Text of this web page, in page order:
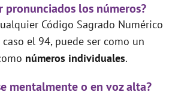
pronunciados los números?
Código Sagrado Numérico
el 94, puede ser como un
números individuales.
mentalmente o en voz alta?